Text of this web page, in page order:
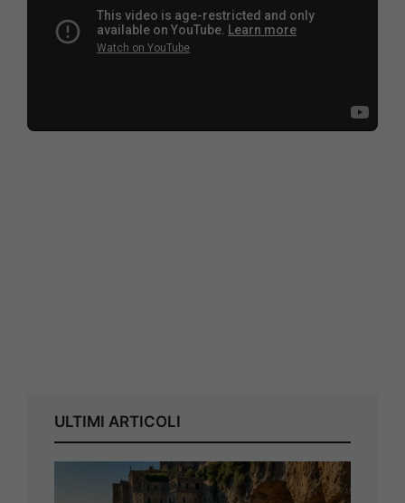
ULTIMI ARTICOLI